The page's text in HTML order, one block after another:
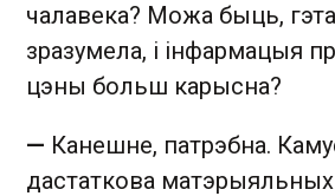
чалавека? Можа быць, гэта
зразумела, і інфармацыя
цэны больш карысна?
— Канешне, патрэбна.
дастаткова матэрыяльных